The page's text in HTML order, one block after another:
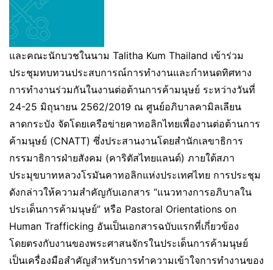
และคณะนักบวชในนาม Talitha Kum Thailand เข้าร่วม
ประชุมทบทวนประสบการณ์การทำงานและกำหนดทิศทาง
การทำงานร่วมกันในงานต่อต้านการค้ามนุษย์ ระหว่างวันที่
24-25 มิถุนายน 2562/2019 ณ ศูนย์อภิบาลคามิลเลียน
ลาดกระบัง จัดโดยเครือข่ายคาทอลิกไทยเพื่องานต่อต้านการ
ค้ามนุษย์ (CNATT) ซึ่งประสานงานโดยสำนักเลขาธิการ
กรรมาธิการฝ่ายสังคม (คาริตัสไทยแลนด์) ภายใต้สภา
ประมุขบาทหลวงโรมันคาทอลิกแห่งประเทศไทย การประชุม
ดังกล่าวให้ความสำคัญกับเอกสาร “แนวทางการอภิบาลใน
ประเด็นการค้ามนุษย์” หรือ Pastoral Orientations on
Human Trafficking อันเป็นเอกสารฉบับแรกที่เกี่ยวข้อง
โดยตรงกับงานของพระศาสนจักรในประเด็นการค้ามนุษย์
เป็นเครื่องมือสำคัญสำหรับการทำความเข้าใจการทำงานของ